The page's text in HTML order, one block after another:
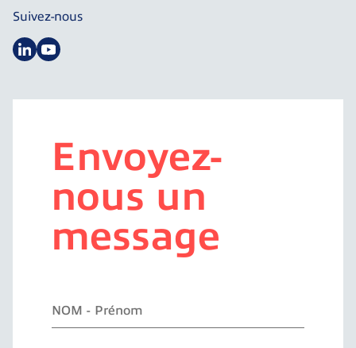
Suivez-nous
Envoyez-
nous un
message
O
M